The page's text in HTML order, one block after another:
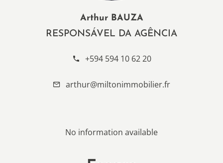
Arthur BAUZA
RESPONSÁVEL DA AGÊNCIA
+594 594 10 62 20
arthur@miltonimmobilier.fr
No information available